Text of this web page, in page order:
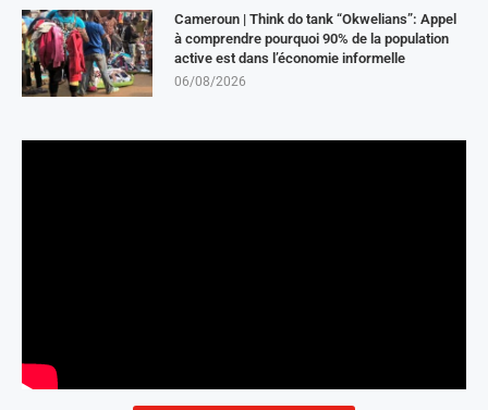
Cameroun | Think do tank “Okwelians”: Appel
à comprendre pourquoi 90% de la population
active est dans l’économie informelle
06/08/2026